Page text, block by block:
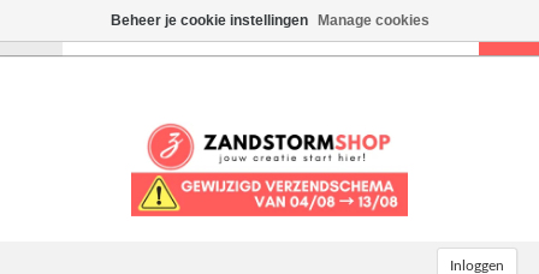
Inloggen
Beheer je cookie instellingen Manage cookies